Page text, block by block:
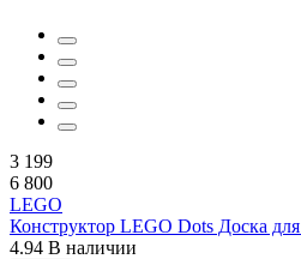
3 199
6 800
LEGO
Конструктор LEGO Dots Доска
4.94 В наличии